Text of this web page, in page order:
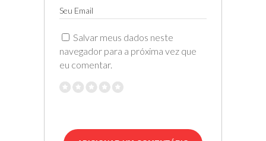
Seu Email
Salvar meus dados neste
navegador para a próxima vez que
eu comentar.